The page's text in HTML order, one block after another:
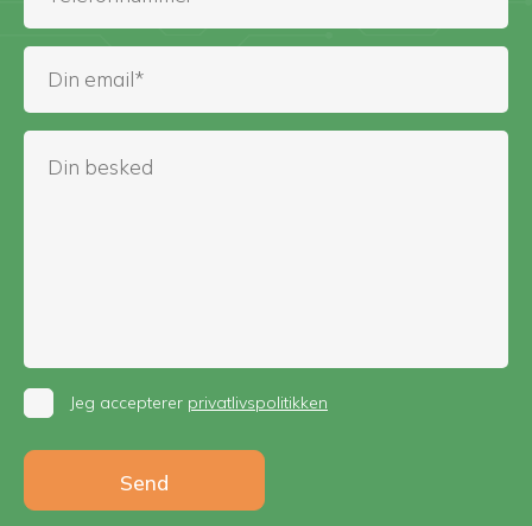
Jeg accepterer privatlivspolitikken